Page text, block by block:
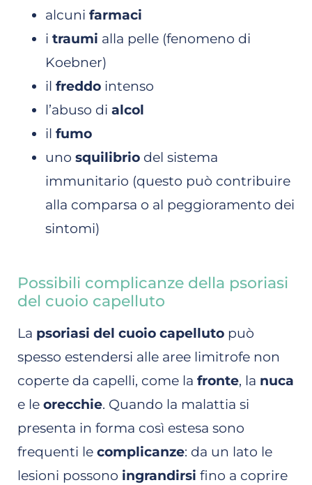
alcuni farmaci
i traumi alla pelle (fenomeno di
Koebner)
il freddo intenso
l’abuso di alcol
il fumo
uno squilibrio del sistema
immunitario (questo può contribuire
alla comparsa o al peggioramento dei
sintomi)
Possibili complicanze della psoriasi
del cuoio capelluto
La psoriasi del cuoio capelluto può
spesso estendersi alle aree limitrofe non
coperte da capelli, come la fronte, la nuca
e le orecchie. Quando la malattia si
presenta in forma così estesa sono
frequenti le complicanze: da un lato le
lesioni possono ingrandirsi fino a coprire